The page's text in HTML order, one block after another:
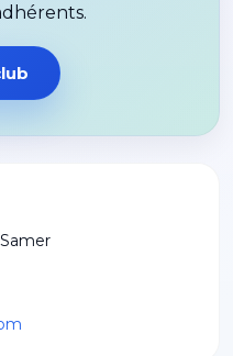
Samer